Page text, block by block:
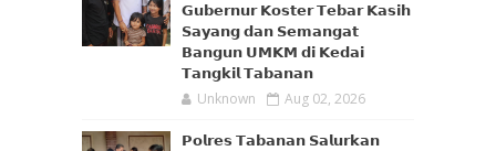
𝗚𝘂𝗯𝗲𝗿𝗻𝘂𝗿 𝗞𝗼𝘀𝘁𝗲𝗿 𝗧𝗲𝗯𝗮𝗿 𝗞𝗮𝘀𝗶𝗵
𝗦𝗮𝘆𝗮𝗻𝗴 𝗱𝗮𝗻 𝗦𝗲𝗺𝗮𝗻𝗴𝗮𝘁
𝗕𝗮𝗻𝗴𝘂𝗻 𝗨𝗠𝗞𝗠 𝗱𝗶 𝗞𝗲𝗱𝗮𝗶
𝗧𝗮𝗻𝗴𝗸𝗶𝗹 𝗧𝗮𝗯𝗮𝗻𝗮𝗻
Unknown Aug 02, 2026
𝗣𝗼𝗹𝗿𝗲𝘀 𝗧𝗮𝗯𝗮𝗻𝗮𝗻 𝗦𝗮𝗹𝘂𝗿𝗸𝗮𝗻